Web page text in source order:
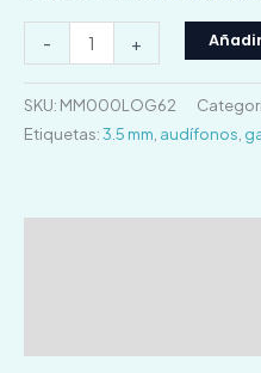
- +
SKU: MM000LOG62
Etiquetas:3.5 mm audífonos